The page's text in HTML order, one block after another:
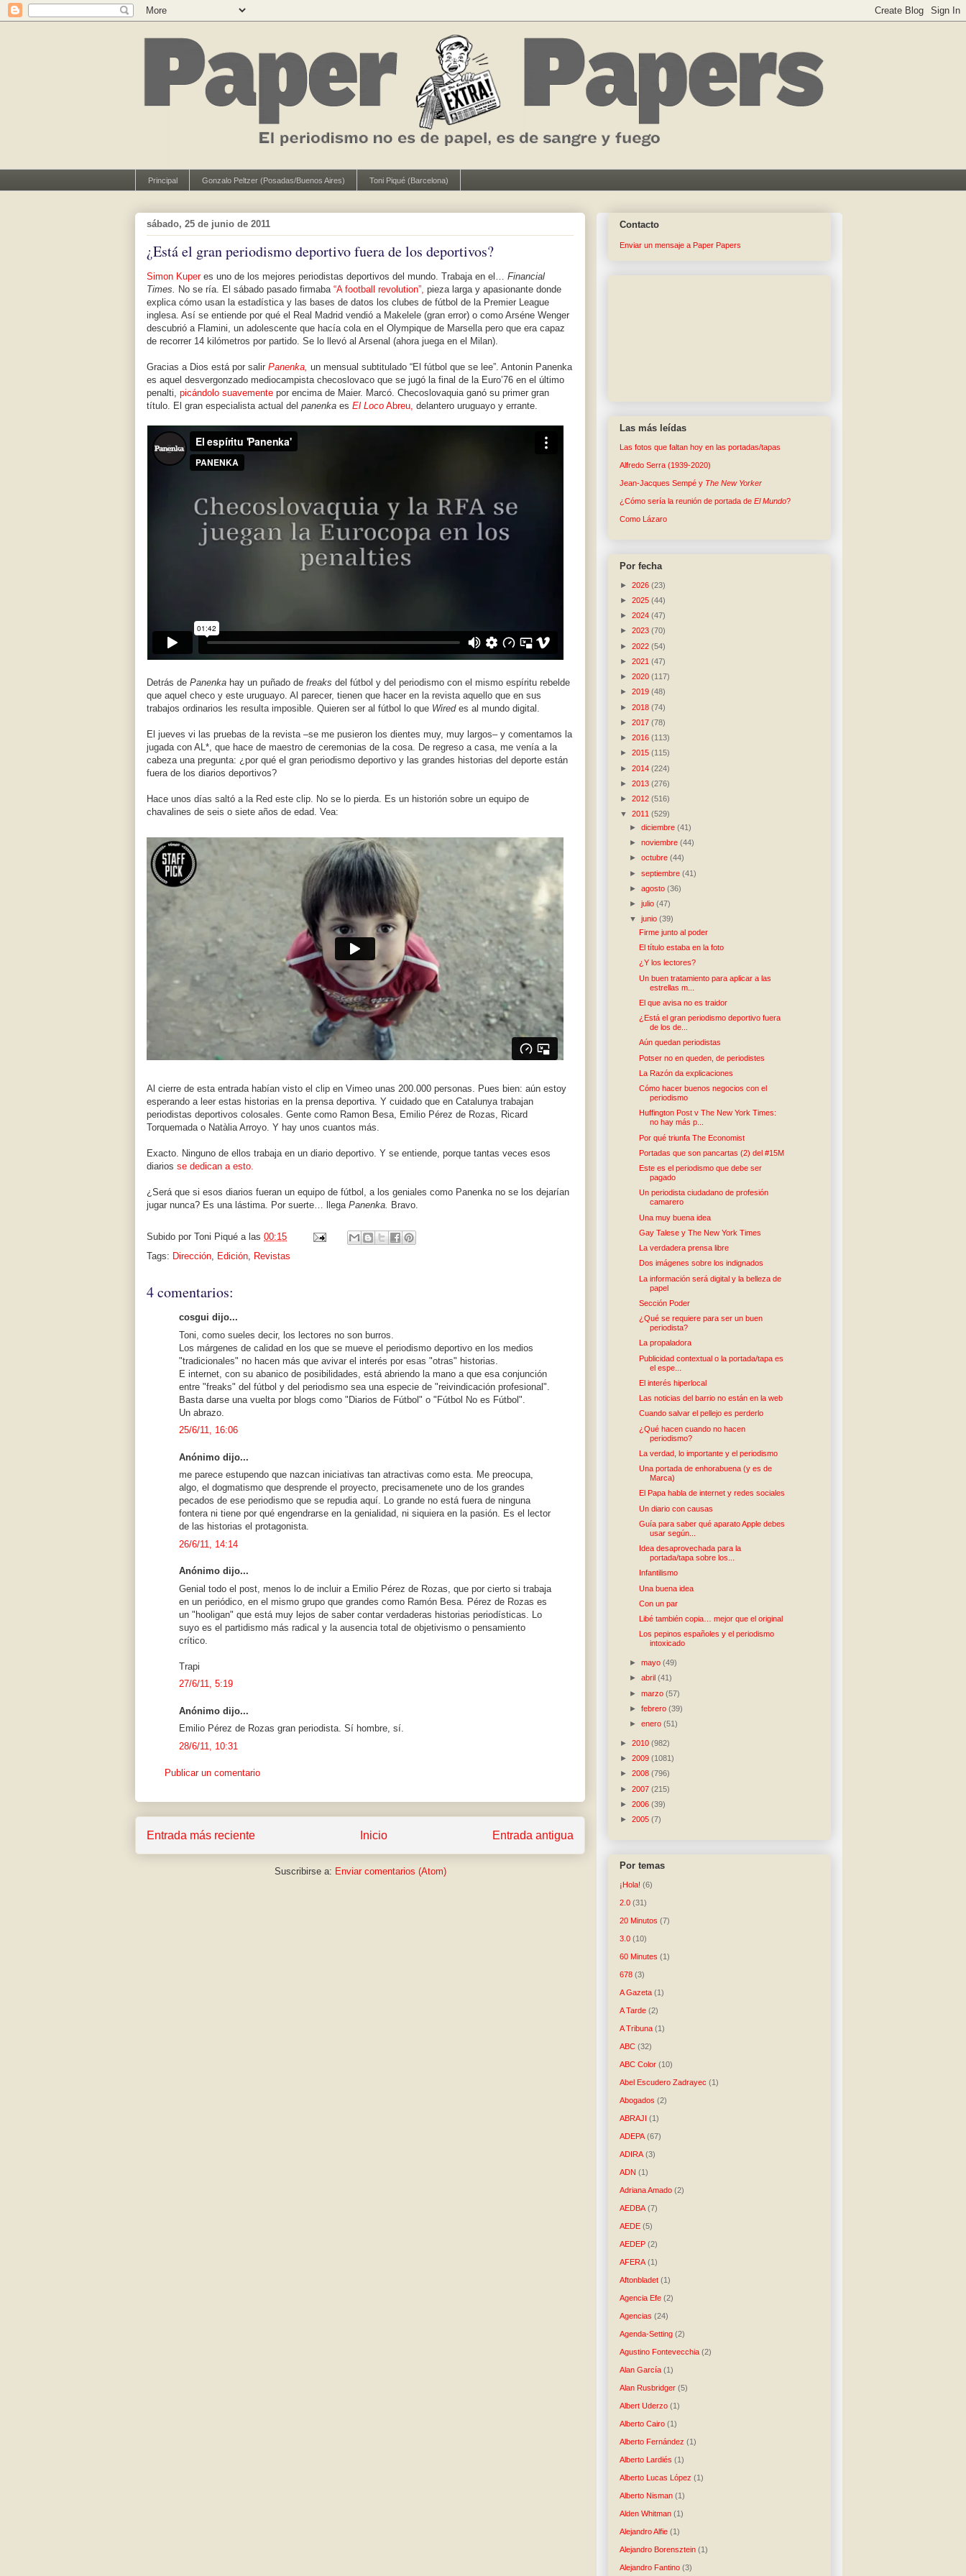
Principal Gonzalo Peltzer (Posadas/Buenos Aires) Toni Piqué (Barcelona)
sábado, 25 de junio de 2011
¿Está el gran periodismo deportivo fuera de los deportivos?
Simon Kuperes uno de los mejores periodistas deportivos del mundo. Trabaja en el… Financial
Times. No se ría. El sábado pasado firmaba “A football revolution”, pieza larga y apasionante donde
explica cómo usan la estadística y las bases de datos los clubes de fútbol de la Premier League
inglesa. Así se entiende por qué el Real Madrid vendió a Makelele (gran error) o como Arséne Wenger
descubrió a Flamini, un adolescente que hacía cola en el Olympique de Marsella pero que era capaz
de recorrer 14 kilómetros por partido. Se lo llevó al Arsenal (ahora juega en el Milan).
Gracias a Dios está por salir Panenka, un mensual subtitulado “El fútbol que se lee”. Antonin Panenka
es aquel desvergonzado mediocampista checoslovaco que se jugó la final de la Euro’76 en el último
penalti, picándolo suavemente por encima de Maier. Marcó. Checoslovaquia ganó su primer gran
título. El gran especialista actual del panenka es El Loco Abreu, delantero uruguayo y errante.
Detrás de Panenka hay un puñado de freaks del fútbol y del periodismo con el mismo espíritu rebelde
que aquel checo y este uruguayo. Al parecer, tienen que hacer en la revista aquello que en sus
trabajos ordinarios les resulta imposible. Quieren ser al fútbol lo que Wiredes al mundo digital.
El jueves vi las pruebas de la revista –se me pusieron los dientes muy, muy largos– y comentamos la
jugada con AL*, que hace de maestro de ceremonias de la cosa. De regreso a casa, me venía a la
cabeza una pregunta: ¿por qué el gran periodismo deportivo y las grandes historias del deporte están
fuera de los diarios deportivos?
Hace unos días saltó a la Red este clip. No se lo pierda. Es un historión sobre un equipo de
chavalines de seis o siete años de edad. Vea:
Al cierre de esta entrada habían visto el clip en Vimeo unas 200.000 personas. Pues bien: aún estoy
esperando a leer estas historias en la prensa deportiva. Y cuidado que en Catalunya trabajan
periodistas deportivos colosales. Gente como Ramon Besa, Emilio Pérez de Rozas, Ricard
Torquemada o Natàlia Arroyo. Y hay unos cuantos más.
Exacto. Ninguno de ellos trabaja en un diario deportivo. Y se entiende, porque tantas veces esos
diarios se dedican a esto.
¿Será que si esos diarios fueran un equipo de fútbol, a los geniales como Panenka no se los dejarían
jugar nunca? Es una lástima. Por suerte… llega Panenka. Bravo.
Subido por Toni Piqué a las 00:15
Tags: Dirección, Edición, Revistas
4 comentarios:
cosgui dijo...
Toni, como sueles decir, los lectores no son burros.
Los márgenes de calidad en los que se mueve el periodismo deportivo en los medios
"tradicionales" no hacen más que avivar el interés por esas "otras" historias.
E internet, con su abanico de posibilidades, está abriendo la mano a que esa conjunción
entre "freaks" del fútbol y del periodismo sea una especie de "reivindicación profesional".
Basta darse una vuelta por blogs como "Diarios de Fútbol" o "Fútbol No es Fútbol".
Un abrazo.
25/6/11, 16:06
Anónimo dijo...
me parece estupendo que nazcan iniciativas tan atractivas como esta. Me preocupa,
algo, el dogmatismo que desprende el proyecto, precisamenete uno de los grandes
pecados de ese periodismo que se repudia aquí. Lo grande no está fuera de ninguna
fontera ni tiene por qué engendrarse en la genialidad, ni siquiera en la pasión. Es el lector
de las historias el protagonista.
26/6/11, 14:14
Anónimo dijo...
Genial todo el post, menos lo de incluir a Emilio Pérez de Rozas, que por cierto si trabaja
en un periódico, en el mismo grupo que grandes como Ramón Besa. Pérez de Rozas es
un "hooligan" que está muy lejos de saber contar verdaderas historias periodísticas. Lo
suyo es el partidismo más radical y la ausencia total de objetivismo o pensamiento
crítico.
Trapi
27/6/11, 5:19
Anónimo dijo...
Emilio Pérez de Rozas gran periodista. Sí hombre, sí.
28/6/11, 10:31
Publicar un comentario
Entrada más reciente Entrada antigua
Inicio
Suscribirse a: Enviar comentarios (Atom)
Contacto
Enviar un mensaje a Paper Papers
Las más leídas
Las fotos que faltan hoy en las portadas/tapas
Alfredo Serra (1939-2020)
Jean-Jacques Sempé y The New Yorker
¿Cómo sería la reunión de portada de El Mundo?
Como Lázaro
Por fecha
► 2026 (23)
► 2025 (44)
► 2024 (47)
► 2023 (70)
► 2022 (54)
► 2021 (47)
► 2020 (117)
► 2019 (48)
► 2018 (74)
► 2017 (78)
► 2016 (113)
► 2015 (115)
► 2014 (224)
► 2013 (276)
► 2012 (516)
▼ 2011 (529)
►diciembre(41)
►noviembre(44)
►octubre(44)
►septiembre(41)
►agosto(36)
►julio(47)
▼junio(39)
Firme junto al poder
El título estaba en la foto
¿Y los lectores?
Un buen tratamiento para aplicar a las
estrellas m...
El que avisa no es traidor
¿Está el gran periodismo deportivo fuera
de los de...
Aún quedan periodistas
Potser no en queden, de periodistes
La Razón da explicaciones
Cómo hacer buenos negocios con el
periodismo
Huffington Post v The New York Times:
no hay más p...
Por qué triunfa The Economist
Portadas que son pancartas (2) del #15M
Este es el periodismo que debe ser
pagado
Un periodista ciudadano de profesión
camarero
Una muy buena idea
Gay Talese y The New York Times
La verdadera prensa libre
Dos imágenes sobre los indignados
La información será digital y la belleza de
papel
Sección Poder
¿Qué se requiere para ser un buen
periodista?
La propaladora
Publicidad contextual o la portada/tapa es
el espe...
El interés hiperlocal
Las noticias del barrio no están en la web
Cuando salvar el pellejo es perderlo
¿Qué hacen cuando no hacen
periodismo?
La verdad, lo importante y el periodismo
Una portada de enhorabuena (y es de
Marca)
El Papa habla de internet y redes sociales
Un diario con causas
Guía para saber qué aparato Apple debes
usar según...
Idea desaprovechada para la
portada/tapa sobre los...
Infantilismo
Una buena idea
Con un par
Libé también copia… mejor que el original
Los pepinos españoles y el periodismo
intoxicado
►mayo(49)
►abril(41)
►marzo(57)
►febrero(39)
►enero(51)
► 2010 (982)
► 2009 (1081)
► 2008 (796)
► 2007 (215)
► 2006 (39)
► 2005 (7)
Por temas
¡Hola! (6)
2.0 (31)
20 Minutos (7)
3.0 (10)
60 Minutes (1)
678 (3)
A Gazeta (1)
A Tarde (2)
A Tribuna (1)
ABC (32)
ABC Color (10)
Abel Escudero Zadrayec (1)
Abogados (2)
ABRAJI (1)
ADEPA (67)
ADIRA (3)
ADN (1)
Adriana Amado (2)
AEDBA (7)
AEDE (5)
AEDEP (2)
AFERA (1)
Aftonbladet (1)
Agencia Efe (2)
Agencias (24)
Agenda-Setting (2)
Agustino Fontevecchia (2)
Alan García (1)
Alan Rusbridger (5)
Albert Uderzo (1)
Alberto Cairo (1)
Alberto Fernández (1)
Alberto Lardiés (1)
Alberto Lucas López (1)
Alberto Nisman (1)
Alden Whitman (1)
Alejandro Alfie (1)
Alejandro Borensztein (1)
Alejandro Fantino (3)